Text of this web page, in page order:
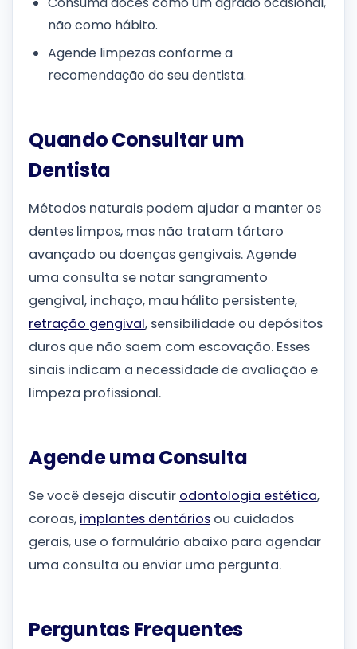
não como hábito.
Agende limpezas conforme a
recomendação do seu dentista.
Quando Consultar um
Dentista
Métodos naturais podem ajudar a manter os
dentes limpos, mas não tratam tártaro
avançado ou doenças gengivais. Agende
uma consulta se notar sangramento
gengival, inchaço, mau hálito persistente,
retração gengival, sensibilidade ou depósitos
duros que não saem com escovação. Esses
sinais indicam a necessidade de avaliação e
limpeza profissional.
Agende uma Consulta
Se você deseja discutir odontologia estética,
coroas, implantes dentários ou cuidados
gerais, use o formulário abaixo para agendar
uma consulta ou enviar uma pergunta.
Perguntas Frequentes